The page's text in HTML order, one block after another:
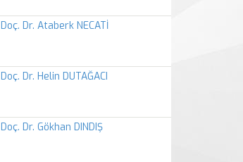
Doç. Dr. Ataberk NECATİ
Doç. Dr. Helin DUTAĞACI
Doç. Dr. Gökhan DINDIŞ